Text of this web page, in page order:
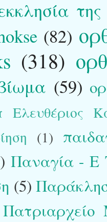
(82)
(318)
(59)
Ελευθέριος
(1)
Παναγία - E
(5)
Πατριαρχείο